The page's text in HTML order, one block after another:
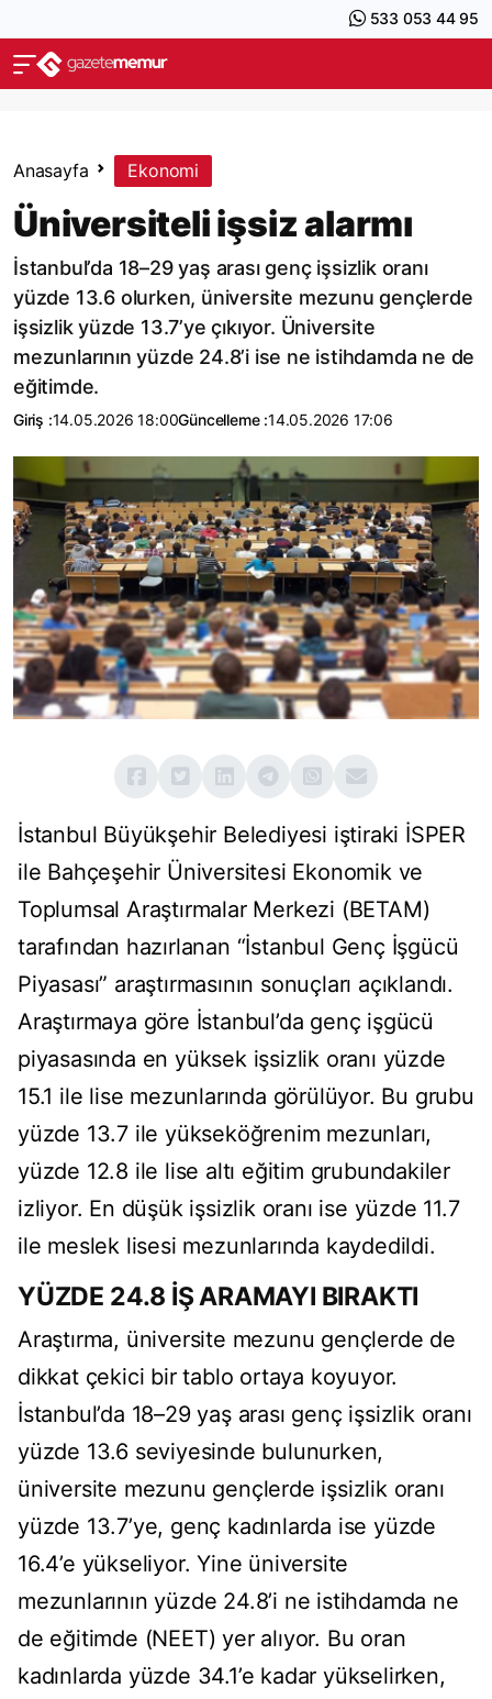
533 053 44 95
Anasayfa Ekonomi
Üniversiteli işsiz alarmı
İstanbul’da 18–29 yaş arası genç işsizlik oranı
yüzde 13.6 olurken, üniversite mezunu gençlerde
işsizlik yüzde 13.7’ye çıkıyor. Üniversite
mezunlarının yüzde 24.8’i ise ne istihdamda ne de
eğitimde.
Giriş :14.05.2026 18:00Güncelleme :14.05.2026 17:06
İstanbul Büyükşehir Belediyesi iştiraki İSPER
ile Bahçeşehir Üniversitesi Ekonomik ve
Toplumsal Araştırmalar Merkezi (BETAM)
tarafından hazırlanan “İstanbul Genç İşgücü
Piyasası” araştırmasının sonuçları açıklandı.
Araştırmaya göre İstanbul’da genç işgücü
piyasasında en yüksek işsizlik oranı yüzde
15.1 ile lise mezunlarında görülüyor. Bu grubu
yüzde 13.7 ile yükseköğrenim mezunları,
yüzde 12.8 ile lise altı eğitim grubundakiler
izliyor. En düşük işsizlik oranı ise yüzde 11.7
ile meslek lisesi mezunlarında kaydedildi.
YÜZDE 24.8 İŞ ARAMAYI BIRAKTI
Araştırma, üniversite mezunu gençlerde de
dikkat çekici bir tablo ortaya koyuyor.
İstanbul’da 18–29 yaş arası genç işsizlik oranı
yüzde 13.6 seviyesinde bulunurken,
üniversite mezunu gençlerde işsizlik oranı
yüzde 13.7’ye, genç kadınlarda ise yüzde
16.4’e yükseliyor. Yine üniversite
mezunlarının yüzde 24.8’i ne istihdamda ne
de eğitimde (NEET) yer alıyor. Bu oran
kadınlarda yüzde 34.1’e kadar yükselirken,